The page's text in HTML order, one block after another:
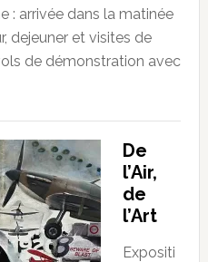
: arrivée dans la matinée
dejeuner et visites de
de démonstration avec
De
l’Air,
de
l’Art
Expositi